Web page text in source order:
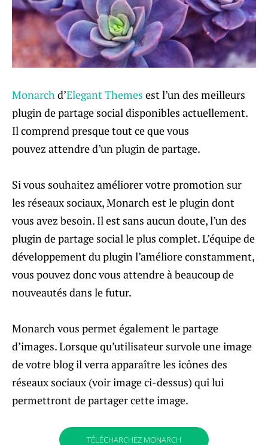
Monarchd’Elegant Themes est l’un des meilleurs
plugin de partage social disponibles actuellement.
Il comprend presque tout ce que vous
pouvez attendre d’un plugin de partage.
Si vous souhaitez améliorer votre promotion sur
les réseaux sociaux, Monarch est le plugin dont
vous avez besoin. Il est sans aucun doute, l’un des
plugin de partage social le plus complet. L’équipe de
développement du plugin l’améliore constamment,
vous pouvez donc vous attendre à beaucoup de
nouveautés dans le futur.
Monarch vous permet également le partage
d’images. Lorsque qu’utilisateur survole une image
de votre blog il verra apparaître les icônes des
réseaux sociaux (voir image ci-dessus) qui lui
permettront de partager cette image.
TÉLÉCHARCHEZ MONARCH